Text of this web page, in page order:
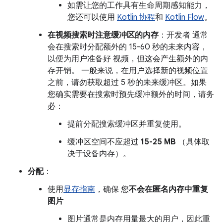
如需让您的工作具有生命周期感知能力，
您还可以使用 Kotlin 协程和 Kotlin Flow。
在视频搜索时注意缓冲区的内存 ：开发者 通常
会在搜索时分配额外的 15-60 秒的未来内容，
以便为用户准备好 视频，但这会产生额外的内
存开销。 一般来说，在用户选择新的视频位置
之前，请勿获取超过 5 秒的未来缓冲区。如果
您确实需要在搜索时预先缓冲额外的时间，请务
必：
提前分配搜索缓冲区并重复使用。
缓冲区空间不应超过 15-25 MB （具体取
决于设备内存）。
分配：
使用显存指南 ，确保 您不会在匿名内存中重复
图片
图片通常是内存用量最大的用户，因此重